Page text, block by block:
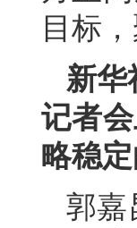
目标
新华
记者
略稳
郭嘉